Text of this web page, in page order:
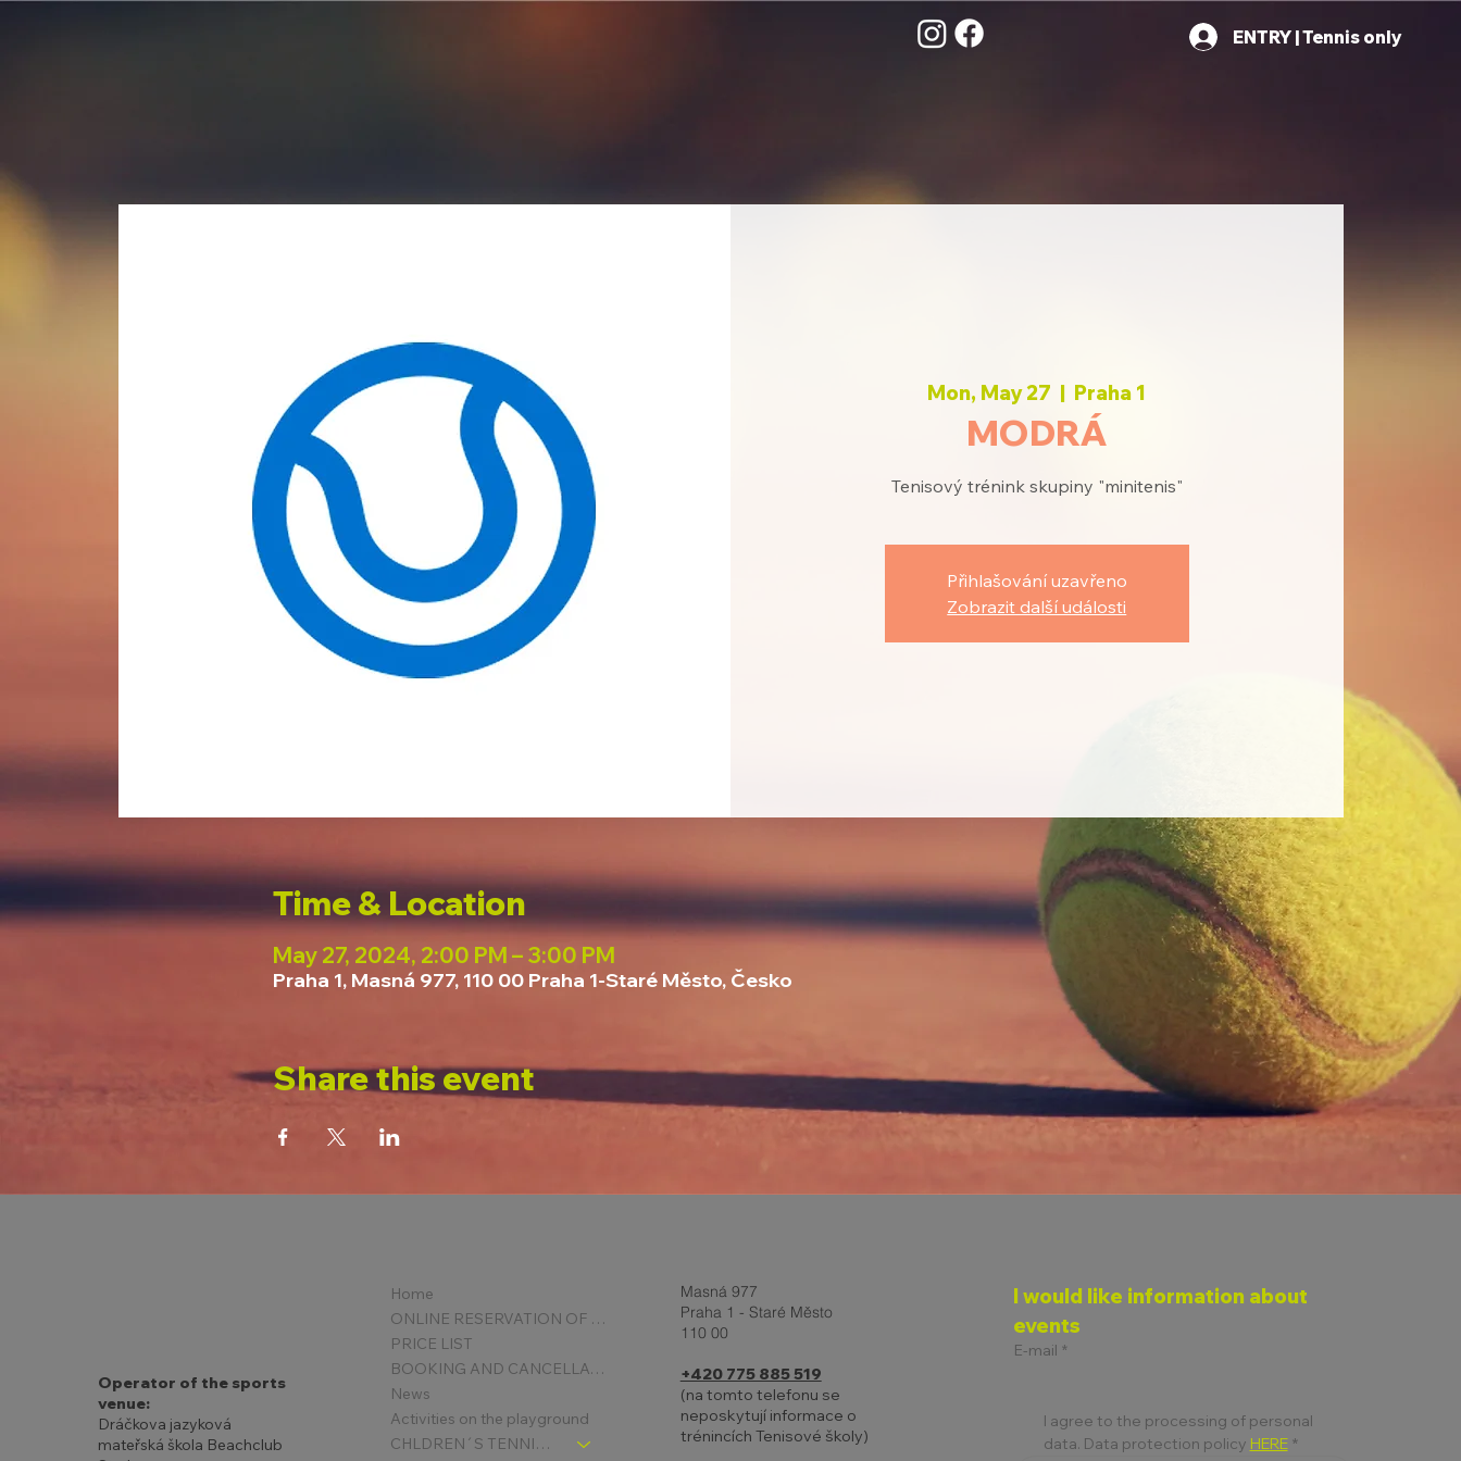
ENTRY | Tennis only
Mon, May 27
  |
Praha 1
MODRÁ
Tenisový trénink skupiny "minitenis"
Přihlašování uzavřeno
Zobrazit další události
Time & Location
May 27, 2024, 2:00 PM – 3:00 PM
Praha 1, Masná 977, 110 00 Praha 1-Staré Město, Česko
Share this event
Operator of the sports
venue:
Dráčkova jazyková
mateřská škola Beachclub
Home
ONLINE RESERVATION OF COURTS
PRICE LIST
BOOKING AND CANCELLATION
News
Activities on the playground
CHLDREN´S TENNIS SCHOOL - SIGNPOST
Masná 977
Praha 1 - Staré Město
110 00
+420 775 885 519
(na tomto telefonu se
neposkytují informace o
trénincích Tenisové školy)
I would like information about
events
E-mail *
I agree to the processing of personal
data. Data protection policy HERE *